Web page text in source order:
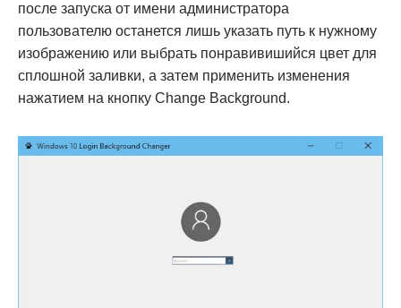
после запуска от имени администратора
пользователю останется лишь указать путь к нужному
изображению или выбрать понравивишийся цвет для
сплошной заливки, а затем применить изменения
нажатием на кнопку Change Background.